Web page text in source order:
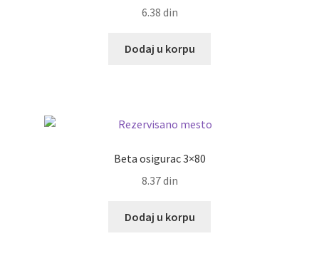
6.38 din
Dodaj u korpu
Beta osigurac 3×80
8.37din
Dodaj u korpu